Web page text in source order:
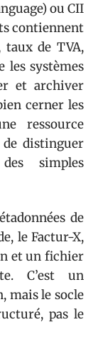
ou CII
contiennent
taux de TVA,
les systèmes
et archiver
cerner les
ressource
distinguer
simples
de
le Factur-X,
et un fichier
C’est un
mais le socle
pas le